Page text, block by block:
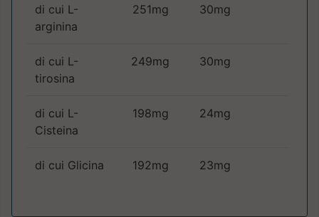
di cui L-
arginina
251mg 30mg
di cui L-
tirosina
249mg 30mg
di cui L-
Cisteina
198mg 24mg
di cui Glicina 192mg 23mg